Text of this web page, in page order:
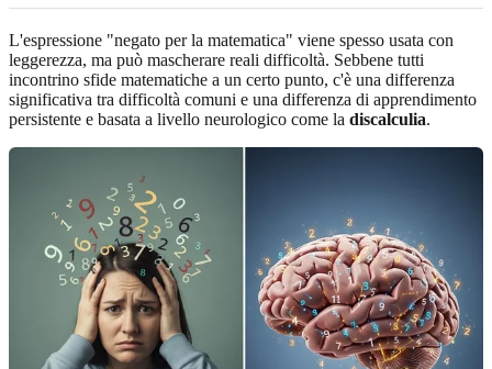
L'espressione "negato per la matematica" viene spesso usata con
leggerezza, ma può mascherare reali difficoltà. Sebbene tutti
incontrino sfide matematiche a un certo punto, c'è una differenza
significativa tra difficoltà comuni e una differenza di apprendimento
persistente e basata a livello neurologico come la discalculia.